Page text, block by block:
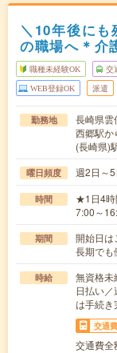
＼10年後にも
の職場へ＊介
職種未経験OK 交
WEB登録OK 派遣
勤務地
長崎県雲
西郷駅か
(長崎県)
曜日頻度 週2日～
時間
★1日4時
7:00～
期間
開始日
長期でも
時給
無資格
日払い
は手続き
交通費
交通費全